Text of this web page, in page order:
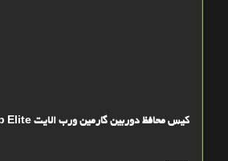
کیس محافظ دوربین گارمین ورب الایت Dive Case Garmin Virb Elite